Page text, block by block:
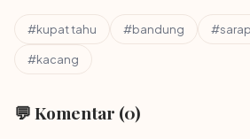
#kupat tahu #bandung
#kacang
💬 Komentar (0)